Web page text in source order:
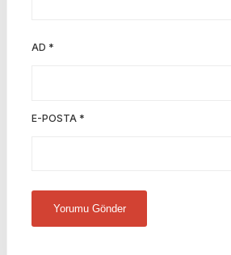
AD *
E-POSTA *